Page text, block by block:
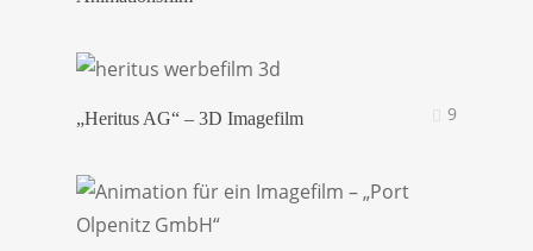
„Heritus AG“ – 3D Imagefilm 9